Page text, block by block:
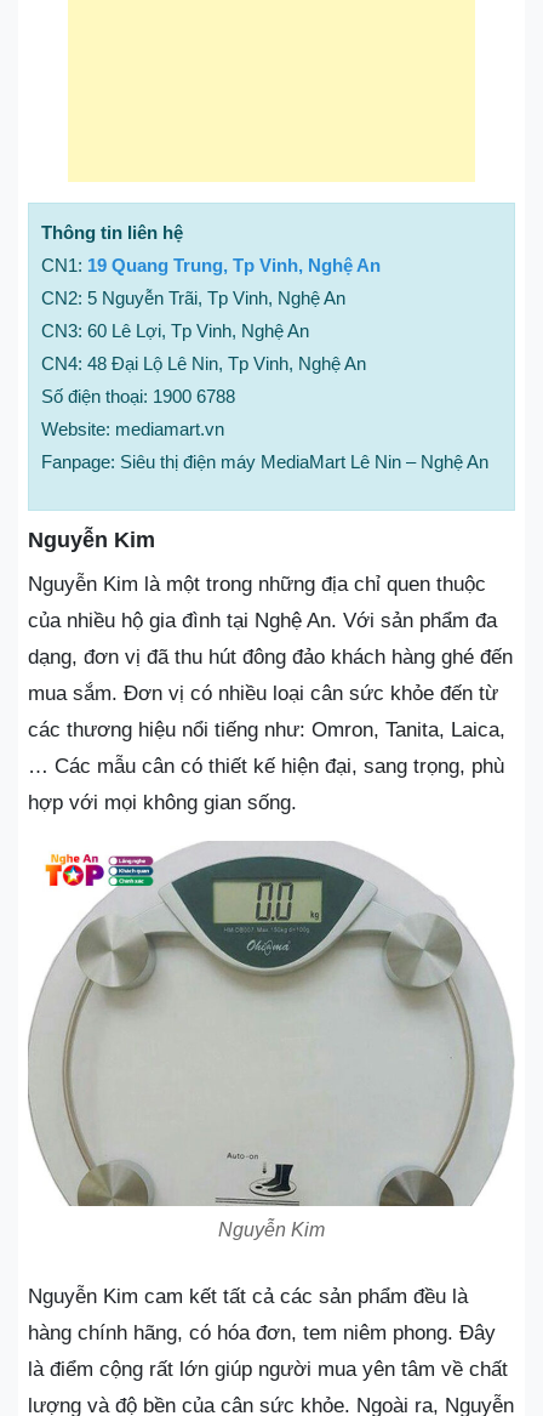
Thông tin liên hệ
CN1: 19 Quang Trung, Tp Vinh, Nghệ An
CN2: 5 Nguyễn Trãi, Tp Vinh, Nghệ An
CN3: 60 Lê Lợi, Tp Vinh, Nghệ An
CN4: 48 Đại Lộ Lê Nin, Tp Vinh, Nghệ An
Số điện thoại: 1900 6788
Website: mediamart.vn
Fanpage: Siêu thị điện máy MediaMart Lê Nin – Nghệ An
Nguyễn Kim
Nguyễn Kim là một trong những địa chỉ quen thuộc
của nhiều hộ gia đình tại Nghệ An. Với sản phẩm đa
dạng, đơn vị đã thu hút đông đảo khách hàng ghé đến
mua sắm. Đơn vị có nhiều loại cân sức khỏe đến từ
các thương hiệu nổi tiếng như: Omron, Tanita, Laica,
… Các mẫu cân có thiết kế hiện đại, sang trọng, phù
hợp với mọi không gian sống.
Nguyễn Kim
Nguyễn Kim cam kết tất cả các sản phẩm đều là
hàng chính hãng, có hóa đơn, tem niêm phong. Đây
là điểm cộng rất lớn giúp người mua yên tâm về chất
lượng và độ bền của cân sức khỏe. Ngoài ra, Nguyễn